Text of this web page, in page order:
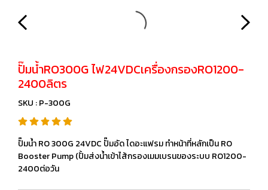
ปั๊มน้ำRO300G ไฟ24VDCเครื่องกรองRO1200-
2400ลิตร
SKU : P-300G
ปั๊มน้ำ RO 300G 24VDC ปั๊มอัด ไดอะแฟรม ทำหน้าที่หลักเป็น RO
Booster Pump (ปั้มส่งน้ำเข้าไส้กรองเมมเบรนของระบบ RO1200-
2400ต่อวัน